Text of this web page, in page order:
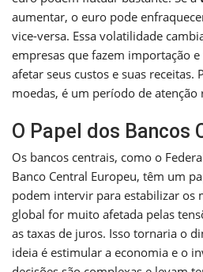
aumentar, o euro pode
vice-versa. Essa volatilidade
empresas que fazem importação
afetar seus custos e suas receitas.
moedas, é um período de atenção
O Papel dos Bancos
Os bancos centrais, como o
Banco Central Europeu, têm um
podem intervir para estabilizar os
global for muito afetada pelas
as taxas de juros. Isso tornaria o
ideia é estimular a economia e o